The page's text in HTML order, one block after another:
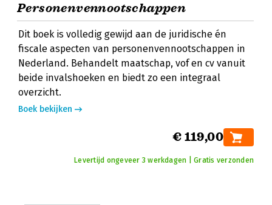
Personenvennootschappen
Dit boek is volledig gewijd aan de juridische én
fiscale aspecten van personenvennootschappen in
Nederland. Behandelt maatschap, vof en cv vanuit
beide invalshoeken en biedt zo een integraal
overzicht.
Boek bekijken
€ 119,00
Levertijd ongeveer 3 werkdagen | Gratis verzonden